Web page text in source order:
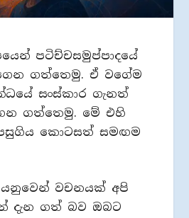
පටිච්චසමුප්පාදයේ
ගත්තෙමු. ඒ වගේම
සංස්කාර ගැනත්
ගත්තෙමු. මේ එහි
කොටසත් සමඟම
යනුවෙන් වචනයක් අපි
දැන ගත් බව ඔබට